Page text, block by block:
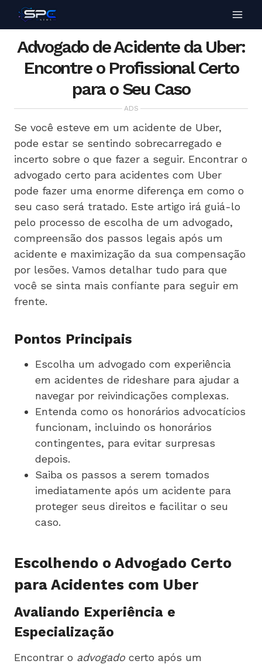
Advogado de Acidente da Uber:
Encontre o Profissional Certo
para o Seu Caso
ADS
Se você esteve em um acidente de Uber,
pode estar se sentindo sobrecarregado e
incerto sobre o que fazer a seguir. Encontrar o
advogado certo para acidentes com Uber
pode fazer uma enorme diferença em como o
seu caso será tratado. Este artigo irá guiá-lo
pelo processo de escolha de um advogado,
compreensão dos passos legais após um
acidente e maximização da sua compensação
por lesões. Vamos detalhar tudo para que
você se sinta mais confiante para seguir em
frente.
Pontos Principais
Escolha um advogado com experiência
em acidentes de rideshare para ajudar a
navegar por reivindicações complexas.
Entenda como os honorários advocatícios
funcionam, incluindo os honorários
contingentes, para evitar surpresas
depois.
Saiba os passos a serem tomados
imediatamente após um acidente para
proteger seus direitos e facilitar o seu
caso.
Escolhendo o Advogado Certo
para Acidentes com Uber
Avaliando Experiência e
Especialização
Encontrar o advogado certo após um